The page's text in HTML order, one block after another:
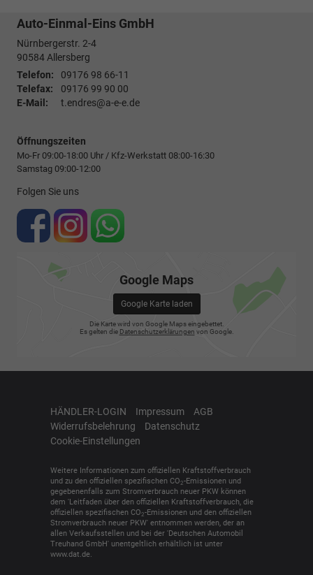
Auto-Einmal-Eins GmbH
Nürnbergerstr. 2-4
90584Allersberg
Telefon:
09176 98 66-11
Telefax:
09176 99 90 00
E-Mail:
t.endres@a-e-e.de
Öffnungszeiten
Mo-Fr 09:00-18:00 Uhr / Kfz-Werkstatt 08:00-16:30
Samstag 09:00-12:00
Folgen Sie uns
Google Maps
Google Karte laden
Die Karte wird von Google Maps eingebettet.
Es gelten die Datenschutzerklärungen von Google.
HÄNDLER-LOGIN Impressum
AGB
Widerrufsbelehrung
Datenschutz
Cookie-Einstellungen
Weitere Informationen zum offiziellen Kraftstoffverbrauch
und zu den offiziellen spezifischen CO2-Emissionen und
gegebenenfalls zum Stromverbrauch neuer PKW können
dem 'Leitfaden über den offiziellen Kraftstoffverbrauch, die
offiziellen spezifischen CO2-Emissionen und den offiziellen
Stromverbrauch neuer PKW' entnommen werden, der an
allen Verkaufsstellen und bei der 'Deutschen Automobil
Treuhand GmbH' unentgeltlich erhältlich ist unter
www.dat.de.